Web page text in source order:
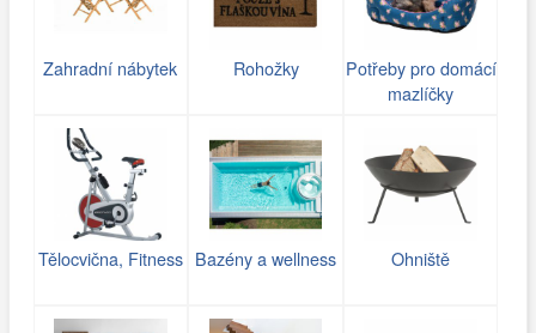
Zahradní nábytek Rohožky
Potřeby pro domácí
mazlíčky
Tělocvična, Fitness Bazény a wellness Ohniště